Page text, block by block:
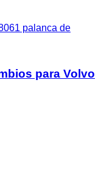
palanca de
para Volvo